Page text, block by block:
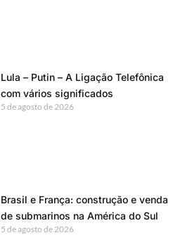
Lula – Putin – A Ligação Telefônica
com vários significados
5 de agosto de 2026
Brasil e França: construção e venda
de submarinos na América do Sul
5 de agosto de 2026